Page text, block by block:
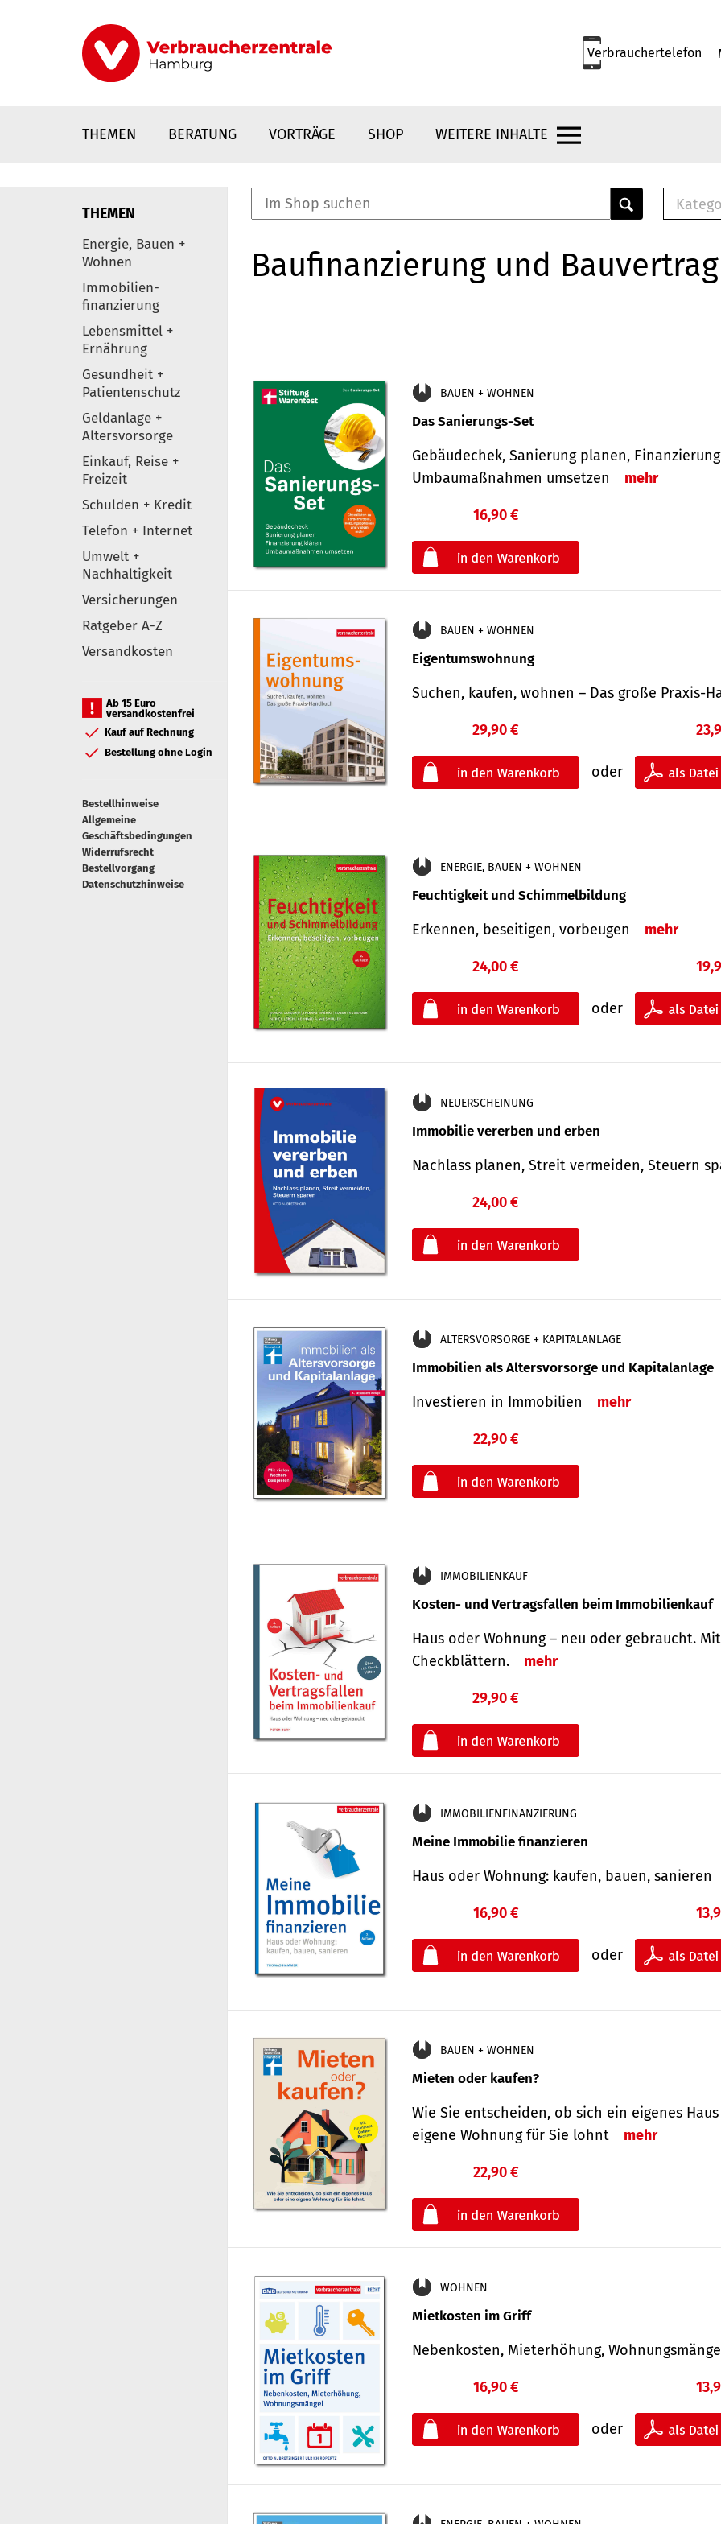
Verbrauchertelefon
THEMEN BERATUNG VORTRÄGE SHOP WEITERE INHALTE
Elemente
THEMEN
Energie, Bauen +
Wohnen
Immobilien-
finanzierung
Lebensmittel +
Ernährung
Gesundheit +
Patientenschutz
Geldanlage +
Altersvorsorge
Einkauf, Reise +
Freizeit
Schulden + Kredit
Telefon + Internet
Umwelt +
Nachhaltigkeit
Versicherungen
Ratgeber A-Z
Versandkosten
Ab 15 Euro
versandkostenfrei
Kauf auf Rechnung
Bestellung ohne Login
Bestellhinweise
Allgemeine
Geschäftsbedingungen
Widerrufsrecht
Bestellvorgang
Datenschutzhinweise
E-
Baufinanzierung und Bauvertrag
BAUEN + WOHNEN
Das Sanierungs-Set
Gebäudechek, Sanierung planen,
Umbaumaßnahmen umsetzen
mehr
16,90 €
BAUEN + WOHNEN
Eigentumswohnung
Suchen, kaufen, wohnen – Das große Praxis-
29,90 €
oder
ENERGIE, BAUEN + WOHNEN
Feuchtigkeit und Schimmelbildung
Erkennen, beseitigen, vorbeugen mehr
24,00 €
oder
NEUERSCHEINUNG
Immobilie vererben und erben
Nachlass planen, Streit vermeiden, Steuern
24,00 €
ALTERSVORSORGE + KAPITALANLAGE
Immobilien als Altersvorsorge und Kapitalanlage
Investieren in Immobilien mehr
22,90 €
IMMOBILIENKAUF
Kosten- und Vertragsfallen beim Immobilienkauf
Haus oder Wohnung – neu oder gebraucht.
Check­blättern.
mehr
29,90 €
IMMOBILIENFINANZIERUNG
Meine Immobilie finanzieren
Haus oder Wohnung: kaufen, bauen, sanieren
16,90 €
oder
BAUEN + WOHNEN
Mieten oder kaufen?
Wie Sie entscheiden, ob sich ein eigenes
eigene Wohnung für Sie lohnt
mehr
22,90 €
WOHNEN
Mietkosten im Griff
Nebenkosten, Mieterhöhung,
16,90 €
oder